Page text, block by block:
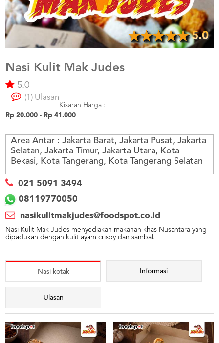
US
CATERERS
BLOG
TERMS
CONDITIONS
CALL
CENTER
021
3494
5.0
Nasi Kulit Mak Judes
5.0
(1) Ulasan
Kisaran Harga :
Rp 20.000 - Rp 41.000
Area Antar : Jakarta Barat, Jakarta Pusat, Jakarta
Selatan, Jakarta Timur, Jakarta Utara, Kota
Bekasi, Kota Tangerang, Kota Tangerang Selatan
021 5091 3494
08119770050
nasikulitmakjudes@foodspot.co.id
Nasi Kulit Mak Judes menyediakan makanan khas Nusantara yang
dipadukan dengan kulit ayam crispy dan sambal.
Nasi kotak Informasi
Ulasan